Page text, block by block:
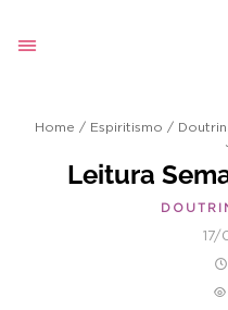
Home / Espiritismo /
Leitura
17/